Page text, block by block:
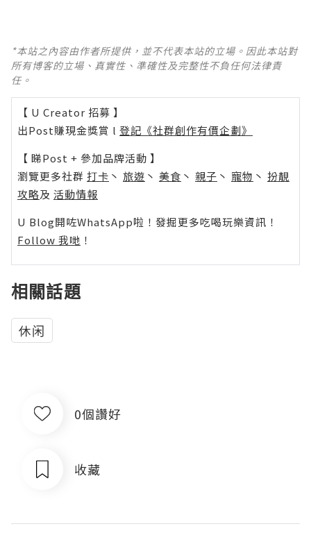
*本站之內容由作者所提供，並不代表本站的立場。因此本站對
所有博客的立場、真實性、準確性及完整性不負任何法律責
任。
【 U Creator 招募 】
出Post賺現金獎賞 l 登記《社群創作有價企劃》
【 睇Post + 參加品牌活動 】
瀏覽更多社群 打卡 丶 旅遊 丶 美食 丶 親子 丶 寵物 丶 扮靚
攻略及 活動情報
U Blog開咗WhatsApp啦！發掘更多吃喝玩樂資訊！
Follow 我哋 ！
相關話題
休闲
0個讚好
收藏